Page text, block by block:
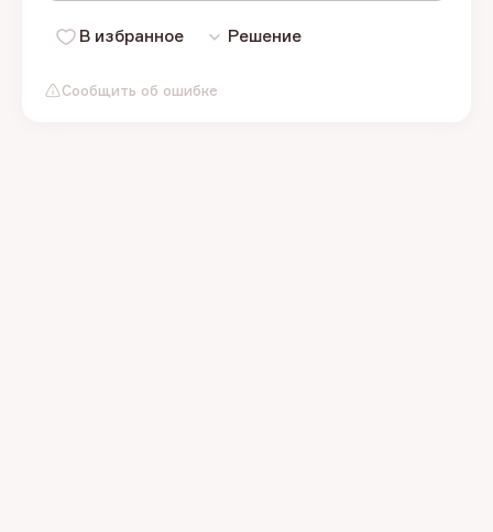
Сообщить об ошибке
В избранное Решение